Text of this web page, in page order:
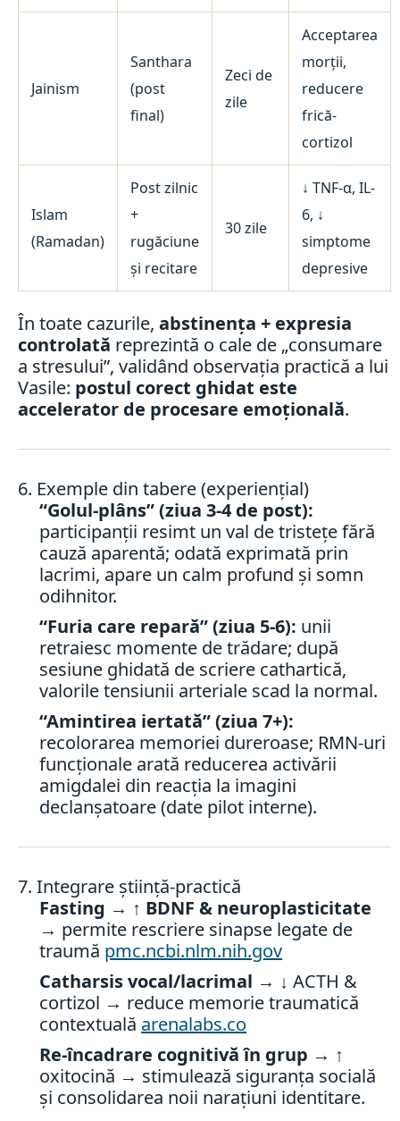
Jainism
Santhara
(post
final)
Zeci de
zile
Acceptarea
morții,
reducere
frică-
cortizol
Islam
(Ramadan)
Post zilnic
+
rugăciune
și recitare
30 zile
↓ TNF-α, IL-
6, ↓
simptome
depresive
În toate cazurile,abstinența + expresia
controlată reprezintă o cale de „consumare
a stresului”, validând observația practică a lui
Vasile: postul corect ghidat este
accelerator de procesare emoțională.
6. Exemple din tabere (experiențial)
“Golul-plâns” (ziua 3-4 de post):
participanții resimt un val de tristețe fără
cauză aparentă; odată exprimată prin
lacrimi, apare un calm profund și somn
odihnitor.
“Furia care repară” (ziua 5-6): unii
retraiesc momente de trădare; după
sesiune ghidată de scriere cathartică,
valorile tensiunii arteriale scad la normal.
“Amintirea iertată” (ziua 7+):
recolorarea memoriei dureroase; RMN-uri
funcționale arată reducerea activării
amigdalei din reacția la imagini
declanșatoare (date pilot interne).
7. Integrare știință-practică
Fasting → ↑ BDNF & neuroplasticitate
→ permite rescriere sinapse legate de
traumă pmc.ncbi.nlm.nih.gov
Catharsis vocal/lacrimal → ↓ ACTH &
cortizol → reduce memorie traumatică
contextuală arenalabs.co
Re-încadrare cognitivă în grup → ↑
oxitocină → stimulează siguranța socială
și consolidarea noii narațiuni identitare.